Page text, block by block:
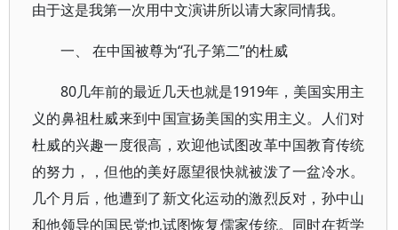
由于这是我第一次用中文演讲所以请大家同情我。
一、 在中国被尊为“孔子第二”的杜威
80几年前的最近几天也就是1919年，美国实用主
义的鼻祖杜威来到中国宣扬美国的实用主义。人们对
杜威的兴趣一度很高，欢迎他试图改革中国教育传统
的努力，，但他的美好愿望很快就被泼了一盆冷水。
几个月后，他遭到了新文化运动的激烈反对，孙中山
和他领导的国民党也试图恢复儒家传统。同时在哲学